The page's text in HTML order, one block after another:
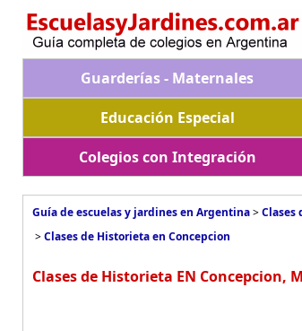
Guarderías - Maternales
Educación Especial
Colegios con Integración
Guía de escuelas y jardines en Argentina>Clases
>Clases de Historieta en Concepcion
Clases de Historieta EN Concepcion,